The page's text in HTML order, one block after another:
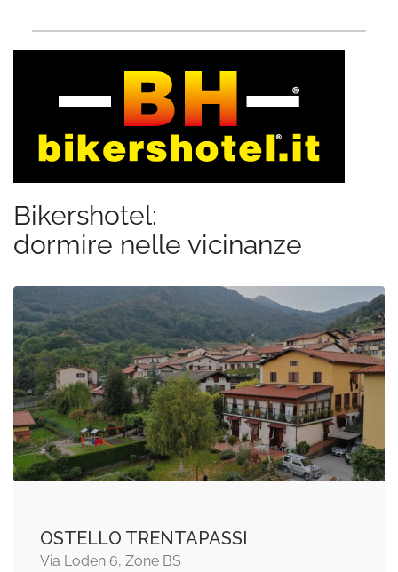
Bikershotel:
dormire nelle vicinanze
OSTELLO TRENTAPASSI
Via Loden 6, Zone BS